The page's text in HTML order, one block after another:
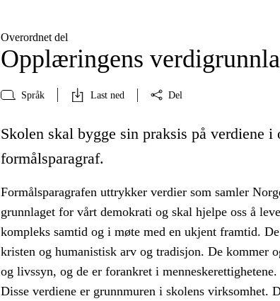
Overordnet del
Opplæringens
Språk Last ned Del
Skolen skal bygge sin praksis på verdiene
formålsparagraf.
Formålsparagrafen uttrykker verdier som samler
grunnlaget for vårt demokrati og skal hjelpe oss å
kompleks samtid og i møte med en ukjent framtid.
kristen og humanistisk arv og tradisjon. De kommer
og livssyn, og de er forankret i menneskerettighetene.
Disse verdiene er grunnmuren i skolens virksomhet.